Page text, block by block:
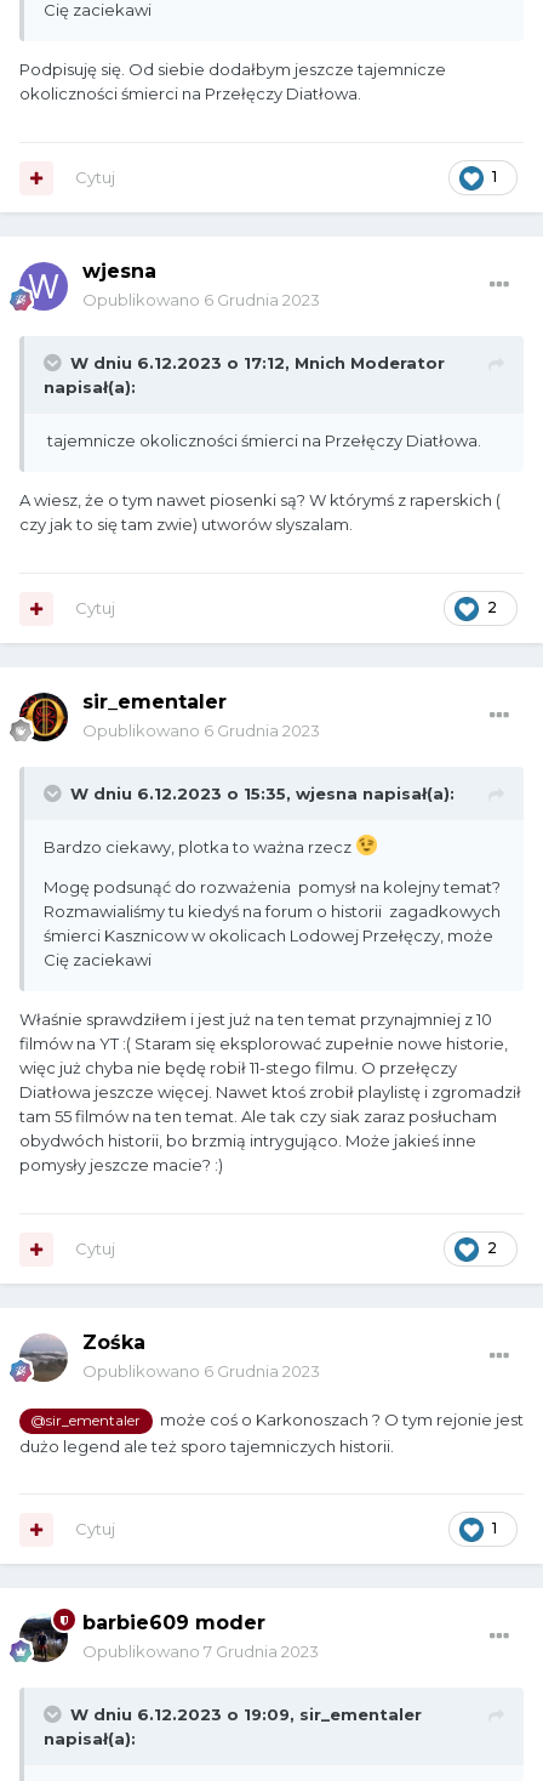
Cię zaciekawi
Podpisuję się. Od siebie dodałbym jeszcze tajemnicze
okoliczności śmierci na Przełęczy Diatłowa.
1
Cytuj
wjesna
Opublikowano 6 Grudnia 2023
W dniu 6.12.2023 o 17:12, Mnich Moderator
napisał(a):
tajemnicze okoliczności śmierci na Przełęczy Diatłowa.
A wiesz, że o tym nawet piosenki są? W którymś z raperskich (
czy jak to się tam zwie) utworów slyszalam.
2
Cytuj
sir_ementaler
Opublikowano 6 Grudnia 2023
W dniu 6.12.2023 o 15:35, wjesna napisał(a):
Bardzo ciekawy, plotka to ważna rzecz
Mogę podsunąć do rozważenia pomysł na kolejny temat?
Rozmawialiśmy tu kiedyś na forum o historii zagadkowych
śmierci Kasznicow w okolicach Lodowej Przełęczy, może
Cię zaciekawi
Właśnie sprawdziłem i jest już na ten temat przynajmniej z 10
filmów na YT :( Staram się eksplorować zupełnie nowe historie,
więc już chyba nie będę robił 11-stego filmu. O przełęczy
Diatłowa jeszcze więcej. Nawet ktoś zrobił playlistę i zgromadził
tam 55 filmów na ten temat. Ale tak czy siak zaraz posłucham
obydwóch historii, bo brzmią intrygująco. Może jakieś inne
pomysły jeszcze macie? :)
2
Cytuj
Zośka
Opublikowano 6 Grudnia 2023
@sir_ementaler
może coś o Karkonoszach ? O tym rejonie jest
dużo legend ale też sporo tajemniczych historii.
1
Cytuj
barbie609 moder
Opublikowano 7 Grudnia 2023
W dniu 6.12.2023 o 19:09, sir_ementaler
napisał(a):